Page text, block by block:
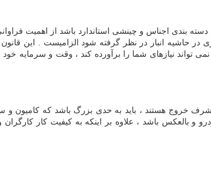
بندی اجناس و چینشی استاندارد باشد از اهمیت
حداقلی نیم متری در حاشیه انبار در نظر گرفته شود
تواند نیازهای شما را برآورده کند ، وقت و سرمایه
هستند ، باید به حدی بزرگ باشد که کامیون و
و بالعکس باشد ، علاوه بر اینکه به کیفیت کار